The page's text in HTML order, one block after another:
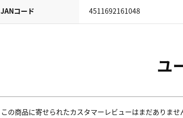
JANコード 4511692161048
ユ
この商品に寄せられたカスタマーレビューはまだありませ